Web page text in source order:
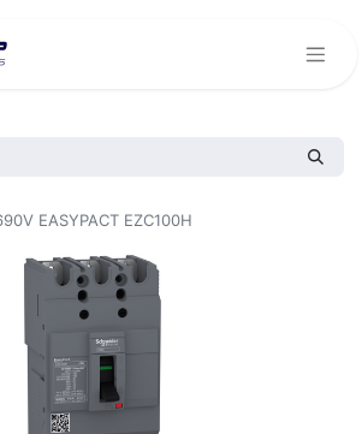
EASYPACT EZC100H